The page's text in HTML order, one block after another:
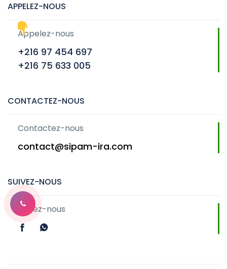
APPELEZ-NOUS
Appelez-nous
+216 97 454 697
+216 75 633 005
CONTACTEZ-NOUS
Contactez-nous
contact@sipam-ira.com
SUIVEZ-NOUS
Suivez-nous